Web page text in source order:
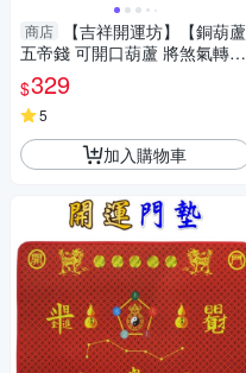
商店
【吉祥開運坊】【銅葫蘆
五帝錢 可開口葫蘆 將煞氣轉為
財氣 】開光 擇日
$329
5
加入購物車